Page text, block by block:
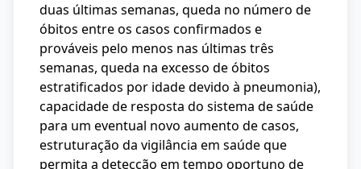
duas últimas semanas, queda no número de
óbitos entre os casos confirmados e
prováveis pelo menos nas últimas três
semanas, queda na excesso de óbitos
estratificados por idade devido à pneumonia),
capacidade de resposta do sistema de saúde
para um eventual novo aumento de casos,
estruturação da vigilância em saúde que
permita a detecção em tempo oportuno de